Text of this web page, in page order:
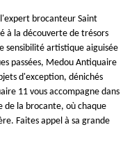
brocanteur Saint
à la découverte de trésors
sensibilité artistique aiguisée
passées, Medou Antiquaire
d'exception, dénichés
11 vous accompagne dans
de la brocante, où chaque
Faites appel à sa grande